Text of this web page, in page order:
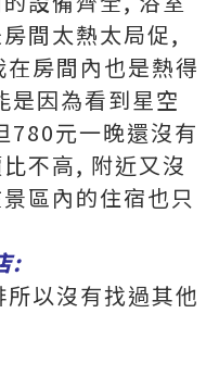
間太熱太局促,
房間內也是熱得
是因為看到星空
780元一晚還沒有
不高, 附近又沒
區內的住宿也只
:
以沒有找過其他